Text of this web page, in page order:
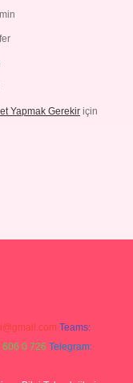
Yapmak Gerekir için
Teams:
0 726 Telegram: